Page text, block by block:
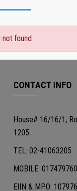
not found
CONTACT INFO
House# 16/16/1,
1205.
TEL: 02-41063205
MOBILE:
EIIN & MPO: